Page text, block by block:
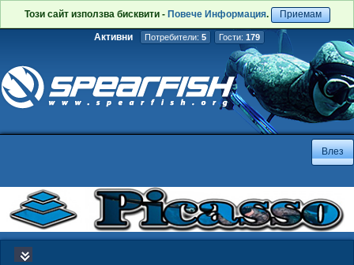
Този сайт използва бисквити - Повече Информация. Приемам
Активни Потребители: 5 Гости: 179